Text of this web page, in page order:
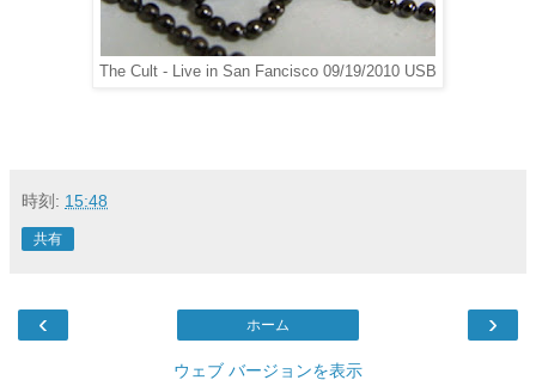
The Cult - Live in San Fancisco 09/19/2010 USB
時刻: 15:48
共有
‹ ›
ホーム
ウェブ バージョンを表示